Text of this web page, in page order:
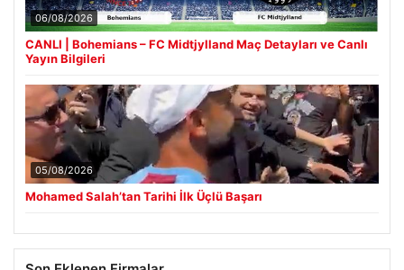
06/08/2026
CANLI | Bohemians – FC Midtjylland Maç Detayları ve Canlı
Yayın Bilgileri
05/08/2026
Mohamed Salah’tan Tarihi İlk Üçlü Başarı